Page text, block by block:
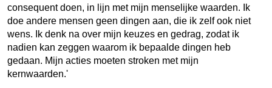
consequent doen, in lijn met mijn menselijke waarden. Ik
doe andere mensen geen dingen aan, die ik zelf ook niet
wens. Ik denk na over mijn keuzes en gedrag, zodat ik
nadien kan zeggen waarom ik bepaalde dingen heb
gedaan. Mijn acties moeten stroken met mijn
kernwaarden.'